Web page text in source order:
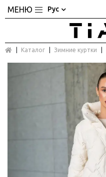
Рус
Каталог Зимние куртки